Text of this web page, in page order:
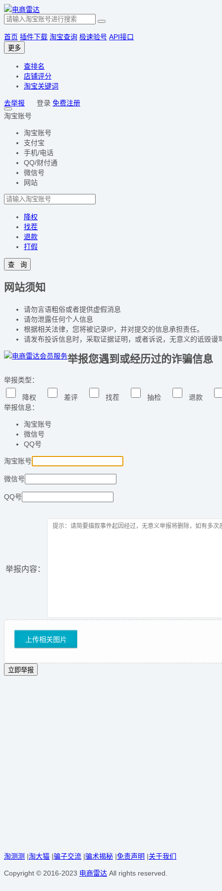
首页 插件下载 淘宝查询 极速验号 API接口
更多
查排名
店铺评分
淘宝关键词
去举报 登录 免费注册
淘宝账号
淘宝账号
支付宝
手机/电话
QQ/财付通
微信号
网站
降权
找茬
退款
打假
网站须知
请勿言语粗俗或者提供虚假消息
请勿泄露任何个人信息
根据相关法律，您将被记录IP，并对提交的信息承担责任。
请发布投诉信息时，采取证据证明，或者诉说，无意义的诋毁谩
举报您遇到或经历过的诈骗信息
举报类型：
降权 差评 找茬 抽检
退款
举报信息：
淘宝账号
微信号
QQ号
淘宝账号
微信号
QQ号
举报内容：
上传相关图片
立即举报
淘测测 |淘大猫 |骗子交流 |骗术揭秘 |免责声明 |关于我们
Copyright © 2016-2023 电商雷达 All rights reserved.